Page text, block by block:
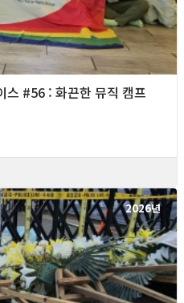
#56 : 화끈한 뮤직 캠프
2026년